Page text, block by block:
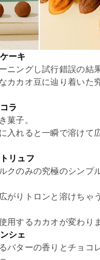
ーキ
ニングし試行錯誤の結
カカオ豆に辿り着いた
ラ
菓子。
入れると一瞬で溶けて
リュフ
クのみの究極のシンプ
がりトロンと溶けちゃ
用するカカオが変わり
シェ
バターの香りとチョコ